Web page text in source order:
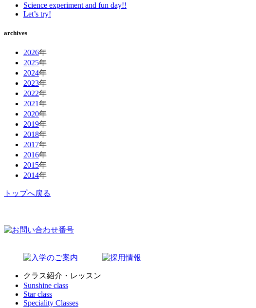
Science experiment and fun day!!
Let’s try!
archives
2026年
2025年
2024年
2023年
2022年
2021年
2020年
2019年
2018年
2017年
2016年
2015年
2014年
トップへ戻る
クラス紹介・レッスン
Sunshine class
Star class
Speciality Classes